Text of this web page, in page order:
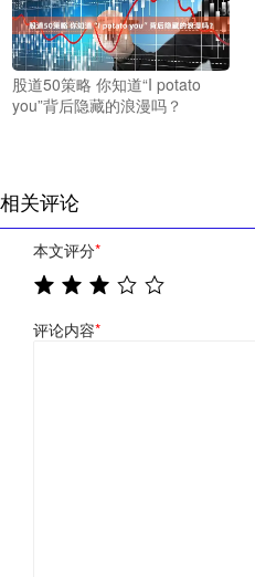
股道50策略 你知道“I potato
you”背后隐藏的浪漫吗？
相关评论
本文评分*
评论内容*